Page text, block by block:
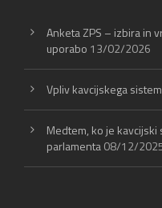
Anketa ZPS – izbira in
uporabo 13/02/2026
Vpliv kavcijskega
Medtem, ko je
parlamenta08/12/